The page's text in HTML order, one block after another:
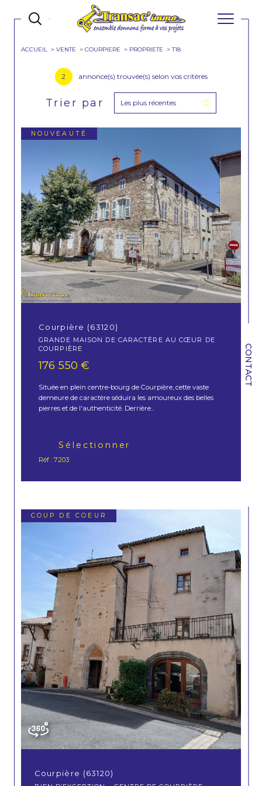
CONTACT
ACCUEIL VENTE COURPIERE PROPRIETE T18
2 annonce(s) trouvée(s) selon vos critères
Trier par Les plus récentes
Courpière (63120)
GRANDE MAISON DE CARACTÈRE AU CŒUR DE
COURPIÈRE
176 550 €
Située en plein centre-bourg de Courpière, cette vaste
demeure de caractère séduira les amoureux des belles
pierres et de l'authenticité. Derrière...
Sélectionner
Réf : 7203
NOUVEAUTÉ
Courpière (63120)
COUP DE COEUR